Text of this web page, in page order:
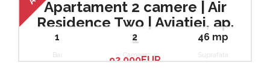
Apartament 2 camere | Air
Residence Two | Aviatiei, ap.
1
92.000EUR
1
Bai
2
Camere
46 mp
Suprafata